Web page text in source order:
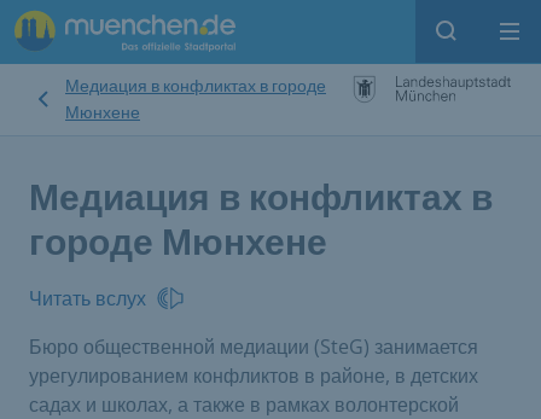
Open
Медиация в конфликтах в городе
Мюнхене
Медиация в конфликтах в
городе Мюнхене
Читать вслух
Бюро общественной медиации (SteG) занимается
урегулированием конфликтов в районе, в детских
садах и школах, а также в рамках волонтерской